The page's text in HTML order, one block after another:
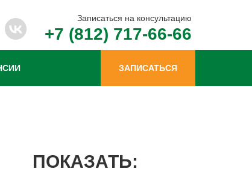
Записаться на консультацию
+7 (812) 717-66-66
ЗАПИСАТЬСЯ
ПОКАЗАТЬ: